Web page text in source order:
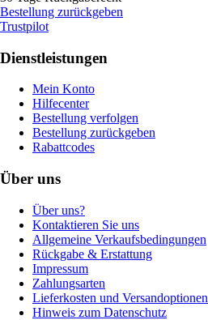
Bestellung zurückgeben
Trustpilot
Dienstleistungen
Mein Konto
Hilfecenter
Bestellung verfolgen
Bestellung zurückgeben
Rabattcodes
Über uns
Über uns?
Kontaktieren Sie uns
Allgemeine Verkaufsbedingungen
Rückgabe & Erstattung
Impressum
Zahlungsarten
Lieferkosten und Versandoptionen
Hinweis zum Datenschutz